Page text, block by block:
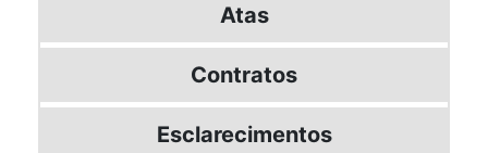
Atas
Contratos
Esclarecimentos